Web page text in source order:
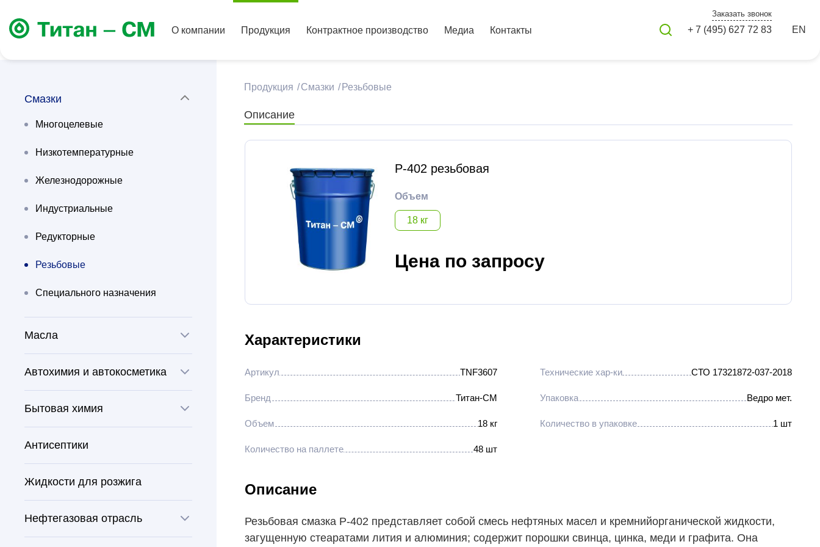
О компании Продукция Контрактное производство Медиа Контакты
Заказать звонок
+ 7 (495) 627 72 83 EN
Смазки
Многоцелевые
Низкотемпературные
Железнодорожные
Индустриальные
Редукторные
Резьбовые
Специального назначения
Масла
Трансмиссионные
ГУР
Автохимия и автокосметика
Антизапотеватели
Антифризы, тосолы
Очистители
Бытовая химия
Жидкое мыло
Очистители стекол и зеркал
Средства для мытья посуды
Антисептики
Жидкости для розжига
Нефтегазовая отрасль
Продукция Смазки Резьбовые
Описание
Р-402 резьбовая
Объем
18 кг
Цена по запросу
Характеристики
Артикул TNF3607 Технические хар-ки СТО 17321872-037-2018
Бренд Титан-СМ Упаковка Ведро мет.
Объем 18 кг Количество в упаковке 1 шт
Количество на паллете 48 шт
Описание
Резьбовая смазка Р-402 представляет собой смесь нефтяных масел и кремнийорганической жидкости,
загущенную стеаратами лития и алюминия; содержит порошки свинца, цинка, меди и графита. Она